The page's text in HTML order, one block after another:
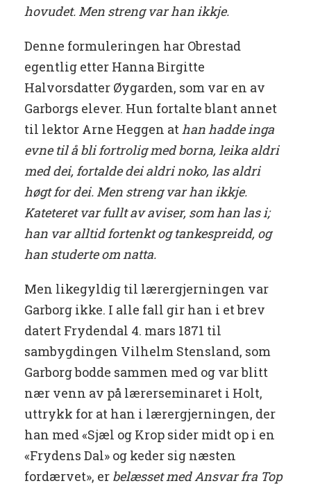
hovudet. Men streng var han ikkje.
Denne formuleringen har Obrestad
egentlig etter Hanna Birgitte
Halvorsdatter Øygarden, som var en av
Garborgs elever. Hun fortalte blant annet
til lektor Arne Heggen athan hadde inga
evne til å bli fortrolig med borna, leika aldri
med dei, fortalde dei aldri noko, las aldri
høgt for dei. Men streng var han ikkje.
Kateteret var fullt av aviser, som han las i;
han var alltid fortenkt og tankespreidd, og
han studerte om natta.
Men likegyldig til lærergjerningen var
Garborg ikke. I alle fall gir han i et brev
datert Frydendal 4. mars 1871 til
sambygdingen Vilhelm Stensland, som
Garborg bodde sammen med og var blitt
nær venn av på lærerseminaret i Holt,
uttrykk for at han i lærergjerningen, der
han med «Sjæl og Krop sider midt op i en
«Frydens Dal» og keder sig næsten
fordærvet», er belæsset med Ansvar fra Top